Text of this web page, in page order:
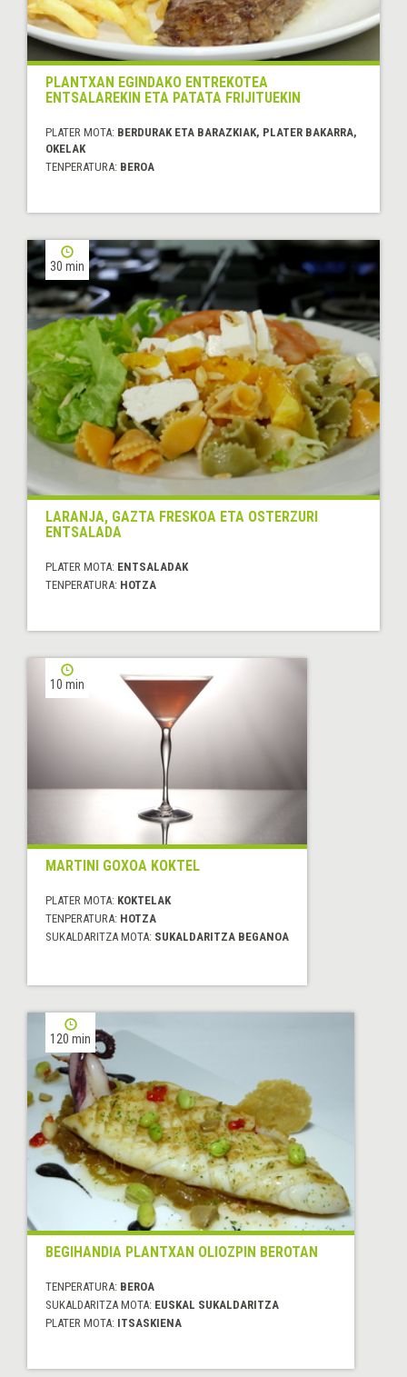
PLANTXAN EGINDAKO ENTREKOTEA
ENTSALAREKIN ETA PATATA FRIJITUEKIN
PLATER MOTA: BERDURAK ETA BARAZKIAK, PLATER BAKARRA,
OKELAK
TENPERATURA: BEROA
30 min
LARANJA, GAZTA FRESKOA ETA OSTERZURI
ENTSALADA
PLATER MOTA: ENTSALADAK
TENPERATURA: HOTZA
10 min
MARTINI GOXOA KOKTEL
PLATER MOTA: KOKTELAK
TENPERATURA: HOTZA
SUKALDARITZA MOTA: SUKALDARITZA BEGANOA
120 min
BEGIHANDIA PLANTXAN OLIOZPIN BEROTAN
TENPERATURA: BEROA
SUKALDARITZA MOTA: EUSKAL SUKALDARITZA
PLATER MOTA: ITSASKIENA